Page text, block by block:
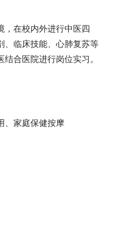
，在校内外进行中医四
、临床技能、心肺复苏等
合医院进行岗位实习。
、家庭保健按摩